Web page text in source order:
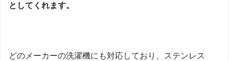
としてくれます。
どのメーカーの洗濯機にも対応しており、ステンレス